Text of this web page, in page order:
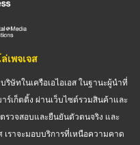
เพจเจส
ษัทในเครือเอไอเอส ในฐานะผู้นำที่
เก็ตติ้ง ผ่านเว็บไซต์รวมสินค้าและ
รวจสอบและยืนยันตัวตนจริง และ
ราจะมอบบริการที่เหนือความคาด